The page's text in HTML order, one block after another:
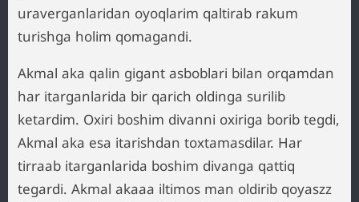
uraverganlaridan oyoqlarim qaltirab rakum
turishga holim qomagandi.
Akmal aka qalin gigant asboblari bilan orqamdan
har itarganlarida bir qarich oldinga surilib
ketardim. Oxiri boshim divanni oxiriga borib tegdi,
Akmal aka esa itarishdan toxtamasdilar. Har
tirraab itarganlarida boshim divanga qattiq
tegardi. Akmal akaaa iltimos man oldirib qoyaszz